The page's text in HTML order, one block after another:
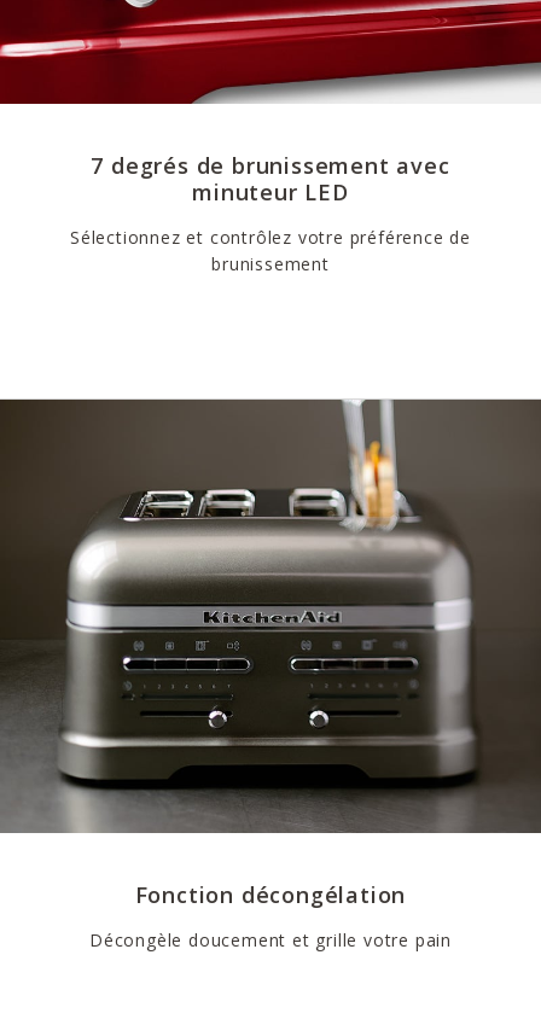
7 degrés de brunissement avec
minuteur LED
Sélectionnez et contrôlez votre préférence de
brunissement
Fonction décongélation
Décongèle doucement et grille votre pain